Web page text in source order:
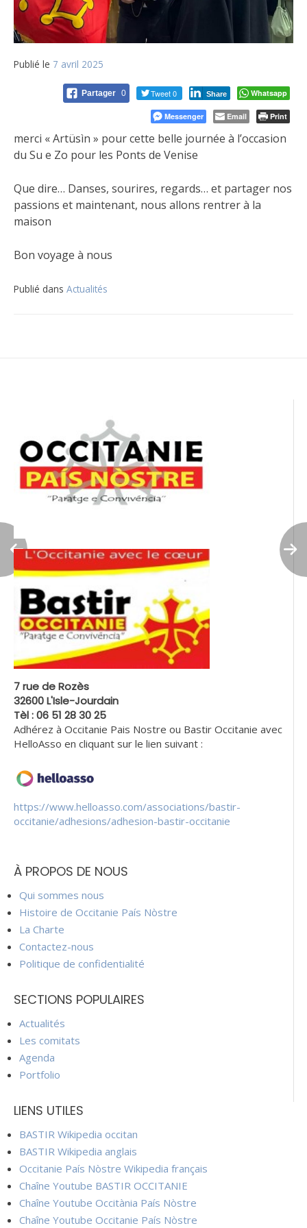
Publié le 7 avril 2025
Partager 0 Tweet 0 Share Whatsapp
Messenger Email Print
merci « Artüsìn » pour cette belle journée à l’occasion
du Su e Zo pour les Ponts de Venise
Que dire… Danses, sourires, regards… et partager nos
passions et maintenant, nous allons rentrer à la
maison
Bon voyage à nous
Publié dans Actualités
7 rue de Rozès
32600 L'Isle-Jourdain
Tèl : 06 51 28 30 25
Adhérez à Occitanie Pais Nostre ou Bastir Occitanie avec
HelloAsso en cliquant sur le lien suivant :
https://www.helloasso.com/associations/bastir-
occitanie/adhesions/adhesion-bastir-occitanie
À PROPOS DE NOUS
Qui sommes nous
Histoire de Occitanie País Nòstre
La Charte
Contactez-nous
Politique de confidentialité
SECTIONS POPULAIRES
Actualités
Les comitats
Agenda
Portfolio
LIENS UTILES
BASTIR Wikipedia occitan
BASTIR Wikipedia anglais
Occitanie País Nòstre Wikipedia français
Chaîne Youtube BASTIR OCCITANIE
Chaîne Youtube Occitània País Nòstre
Chaîne Youtube Occitanie País Nòstre